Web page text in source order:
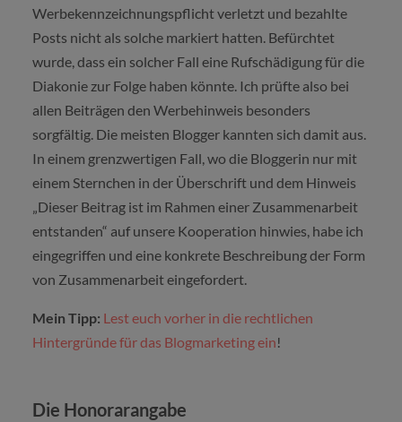
Werbekennzeichnungspflicht verletzt und bezahlte
Posts nicht als solche markiert hatten. Befürchtet
wurde, dass ein solcher Fall eine Rufschädigung für die
Diakonie zur Folge haben könnte. Ich prüfte also bei
allen Beiträgen den Werbehinweis besonders
sorgfältig. Die meisten Blogger kannten sich damit aus.
In einem grenzwertigen Fall, wo die Bloggerin nur mit
einem Sternchen in der Überschrift und dem Hinweis
„Dieser Beitrag ist im Rahmen einer Zusammenarbeit
entstanden“ auf unsere Kooperation hinwies, habe ich
eingegriffen und eine konkrete Beschreibung der Form
von Zusammenarbeit eingefordert.
Mein Tipp: Lest euch vorher in die rechtlichen
Hintergründe für das Blogmarketing ein!
Die Honorarangabe